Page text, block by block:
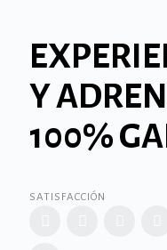
Y
100%
SATISFACCIÓN